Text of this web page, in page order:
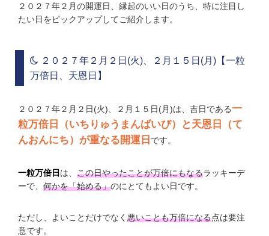
２０２７年２月の開運日、縁起のいい日のうち、特に注目し
たい日をピックアップしてご紹介します。
２０２７年２月２日(火)、２月１５日(月)【一粒
万倍日、天恩日】
２０２７年２月２日(火)、２月１５日(月)は、吉日である一
粒万倍日（いちりゅうまんばいび）と天恩日（て
んおんにち）が重なる開運日 です。
一粒万倍日 は、 この日やったことが万倍にもなるラッキーデ
ーで、 何かを「始める」のにとてもよい日です。
ただし、よいことだけでなく 悪いことも万倍になる点は要注
意です。